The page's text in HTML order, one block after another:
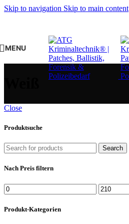
Skip to navigation Skip to main content
MENU
Close
Produktsuche
Search
Nach Preis filtern
Min.
Preis
Max.
Preis
Produkt-Kategorien